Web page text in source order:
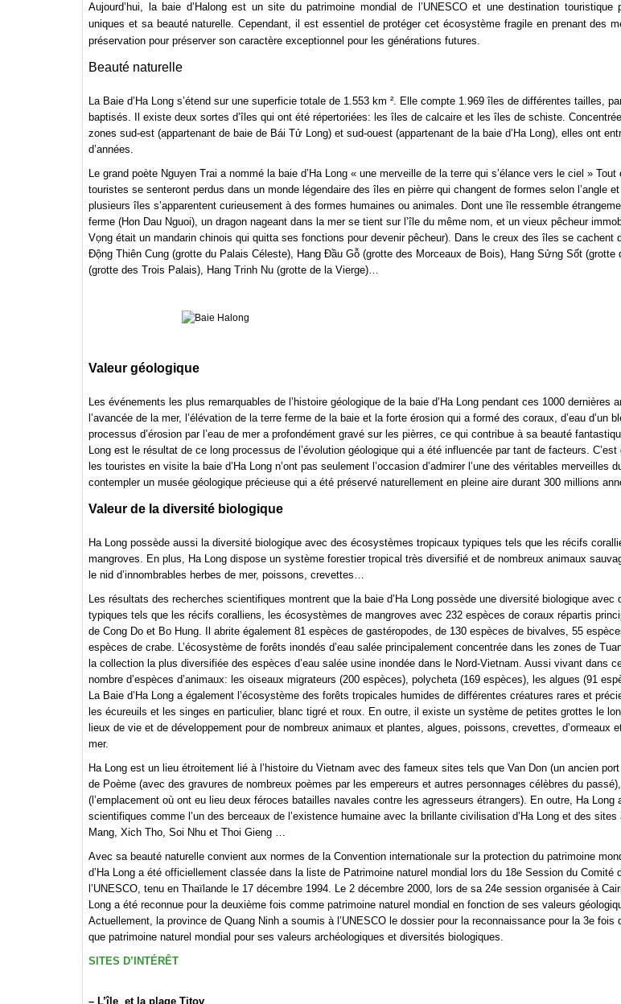
Aujourd’hui, la baie d’Halong est un site du patrimoine mondial de l’UNESCO et une destination touristique
uniques et sa beauté naturelle. Cependant, il est essentiel de protéger cet écosystème fragile en prenant des
préservation pour préserver son caractère exceptionnel pour les générations futures.
Beauté naturelle
La Baie d’Ha Long s’étend sur une superficie totale de 1.553 km ². Elle compte 1.969 îles de différentes tailles,
baptisés. Il existe deux sortes d’îles qui ont été répertoriées: les îles de calcaire et les îles de schiste.
zones sud-est (appartenant de baie de Bái Tử Long) et sud-ouest (appartenant de la baie d’Ha Long), elles ont
d’années.
Le grand poète Nguyen Trai a nommé la baie d’Ha Long « une merveille de la terre qui s’élance vers le ciel »
touristes se senteront perdus dans un monde légendaire des îles en pièrre qui changent de formes selon l’angle
plusieurs îles s’apparentent curieusement à des formes humaines ou animales. Dont une île ressemble
ferme (Hon Dau Nguoi), un dragon nageant dans la mer se tient sur l’île du même nom, et un vieux pêcheur
Vọng était un mandarin chinois qui quitta ses fonctions pour devenir pêcheur). Dans le creux des îles se cachent
Động Thiên Cung (grotte du Palais Céleste), Hang Đầu Gỗ (grotte des Morceaux de Bois), Hang Sửng Sốt (grotte
(grotte des Trois Palais), Hang Trinh Nu (grotte de la Vierge)…
Valeur géologique
Les événements les plus remarquables de l’histoire géologique de la baie d’Ha Long pendant ces 1000 dernières
l’avancée de la mer, l’élévation de la terre ferme de la baie et la forte érosion qui a formé des coraux, d’eau d’un
processus d’érosion par l’eau de mer a profondément gravé sur les pièrres, ce qui contribue à sa beauté
Long est le résultat de ce long processus de l’évolution géologique qui a été influencée par tant de facteurs.
les touristes en visite la baie d’Ha Long n’ont pas seulement l’occasion d’admirer l’une des véritables merveilles
contempler un musée géologique précieuse qui a été préservé naturellement en pleine aire durant 300 millions
Valeur de la diversité biologique
Ha Long possède aussi la diversité biologique avec des écosystèmes tropicaux typiques tels que les récifs
mangroves. En plus, Ha Long dispose un système forestier tropical très diversifié et de nombreux animaux
le nid d’innombrables herbes de mer, poissons, crevettes…
Les résultats des recherches scientifiques montrent que la baie d’Ha Long possède une diversité biologique
typiques tels que les récifs coralliens, les écosystèmes de mangroves avec 232 espèces de coraux répartis
de Cong Do et Bo Hung. Il abrite également 81 espèces de gastéropodes, de 130 espèces de bivalves, 55
espèces de crabe. L’écosystème de forêts inondés d’eau salée principalement concentrée dans les zones de
la collection la plus diversifiée des espèces d’eau salée usine inondée dans le Nord-Vietnam. Aussi vivant dans
nombre d’espèces d’animaux: les oiseaux migrateurs (200 espèces), polycheta (169 espèces), les algues (91
La Baie d’Ha Long a également l’écosystème des forêts tropicales humides de différentes créatures rares et
les écureuils et les singes en particulier, blanc tigré et roux. En outre, il existe un système de petites grottes le
lieux de vie et de développement pour de nombreux animaux et plantes, algues, poissons, crevettes, d’ormeaux
mer.
Ha Long est un lieu étroitement lié à l’histoire du Vietnam avec des fameux sites tels que Van Don (un ancien
de Poème (avec des gravures de nombreux poèmes par les empereurs et autres personnages célèbres du
(l’emplacement où ont eu lieu deux féroces batailles navales contre les agresseurs étrangers). En outre, Ha Long
scientifiques comme l’un des berceaux de l’existence humaine avec la brillante civilisation d’Ha Long et des
Mang, Xich Tho, Soi Nhu et Thoi Gieng …
Avec sa beauté naturelle convient aux normes de la Convention internationale sur la protection du patrimoine
d’Ha Long a été officiellement classée dans la liste de Patrimoine naturel mondial lors du 18e Session du Comité
l’UNESCO, tenu en Thaïlande le 17 décembre 1994. Le 2 décembre 2000, lors de sa 24e session organisée à
Long a été reconnue pour la deuxième fois comme patrimoine naturel mondial en fonction de ses valeurs
Actuellement, la province de Quang Ninh a soumis à l’UNESCO le dossier pour la reconnaissance pour la 3e fois
que patrimoine naturel mondial pour ses valeurs archéologiques et diversités biologiques.
SITES D’INTÉRÊT
– L’île et la plage Titov